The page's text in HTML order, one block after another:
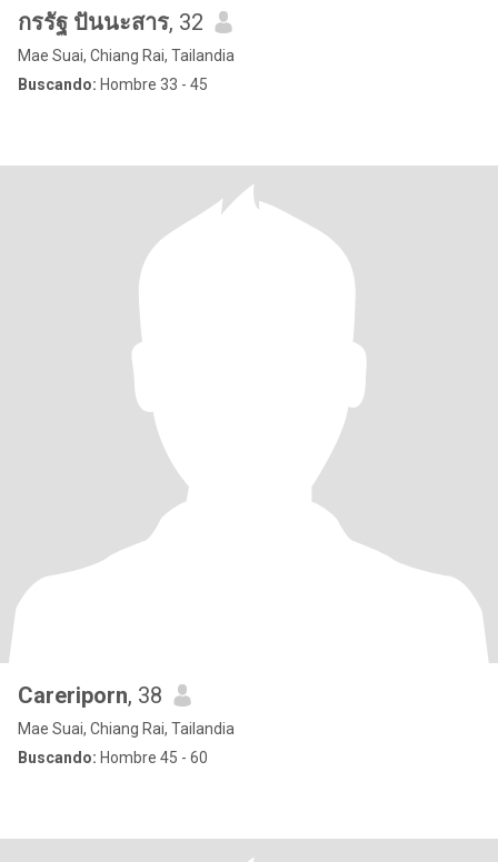
กรรัฐ ปันนะสาร, 32
Mae Suai, Chiang Rai, Tailandia
Buscando: Hombre 33 - 45
Careriporn, 38
Mae Suai, Chiang Rai, Tailandia
Buscando: Hombre 45 - 60